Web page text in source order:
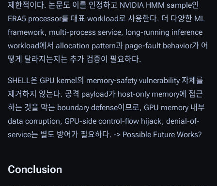
제한적이다. 논문도 이를 인정하고 NVIDIA HMM sample인
ERA5 processor를 대표 workload로 사용한다. 더 다양한 ML
framework, multi-process service, long-running inference
workload에서 allocation pattern과 page-fault behavior가 어
떻게 달라지는지는 추가 검증이 필요하다.
SHELL은 GPU kernel의 memory-safety vulnerability 자체를
제거하지 않는다. 공격 payload가 host-only memory에 접근
하는 것을 막는 boundary defense이므로, GPU memory 내부
data corruption, GPU-side control-flow hijack, denial-of-
service는 별도 방어가 필요하다. -> Possible Future Works?
Conclusion